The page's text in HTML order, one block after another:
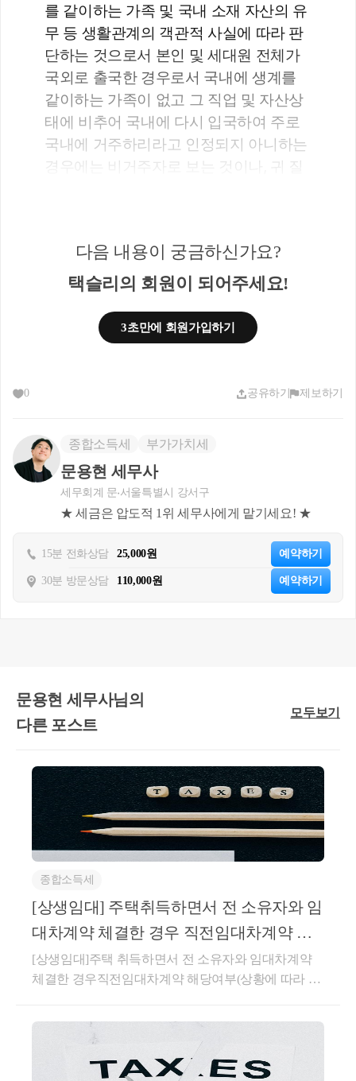
를 같이하는 가족 및 국내 소재 자산의 유
무 등 생활관계의 객관적 사실에 따라 판
단하는 것으로서 본인 및 세대원 전체가
국외로 출국한 경우로서 국내에 생계를
같이하는 가족이 없고 그 직업 및 자산상
태에 비추어 국내에 다시 입국하여 주로
국내에 거주하리라고 인정되지 아니하는
경우에는 비거주자로 보는 것이나, 귀 질
상세내용
1. 사실관계
○질의자는 중국 국적의 외국인으로
’19.4월부터 스웨덴에서 영주권을 발급받
로, ’24.9월부터 외국인등록증 유효기간
은 만료됨
○’24년 국내 증권회사를 통해 해외주식
(미국상장 개별종목)을 양도하면서 양도
* ’23.4월 이후 출입내역 없음(출입국에
관한 사실증명 제출)
- ｢소득세법｣ 제1조의2
주자에 해당하는지와 같은 법 제94조에
의한 양도소득 과세대상에 해당하는지 질
○ 소득세법 제118조의2 【국외자산 양
도소득의 범위】
거주자(해당 자산의 양도일까지 계속 5년
이상 국내에 주소 또는 거소를 둔 자만 해
당한다)의 국외에 있는 자산의 양도에 대
한 양도소득은 해당 과세기간에 국외에
있는 자산을 양도함으로써 발생하는 다
호에 따른 소득이 국외에서 외화를 차입
하여 취득한 자산을 양도하여 발생하는
입금으로부터 발생하는 환차익을 포함하
고 있는 경우에는 해당 환차익을 양도소
다음 내용이 궁금하신가요?
택슬리의 회원이 되어주세요!
3초만에 회원가입하기
0 공유하기 제보하기
종합소득세 부가가치세
문용현 세무사
세무회계 문 서울특별시 강서구
★ 세금은 압도적 1위 세무사에게 맡기세요! ★
15분 전화상담 25,000원 예약하기
30분 방문상담 110,000원 예약하기
문용현 세무사님의
다른 포스트
모두보기
종합소득세
[상생임대] 주택취득하면서 전 소유자와 임
대차계약 체결한 경우 직전임대차계약 해
당여부(상황에 따라 다름)
[상생임대]주택 취득하면서 전 소유자와 임대차계약
체결한 경우직전임대차계약 해당여부(상황에 따라 다
결 이후 잔금 지급 전에 체결한임대차계약이 직전임대
차계약에 해당하는지사전-2026-법규재산-0087등록일
자 : 2026.04.30.생산일자 : 2026.03.16.요지주택 매매계
약을 체결한 후 임대차계약을 체결한 경우로서 주택